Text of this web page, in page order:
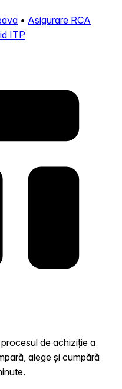
• Asigurare RCA
ITP
de achiziție a
alege și cumpără